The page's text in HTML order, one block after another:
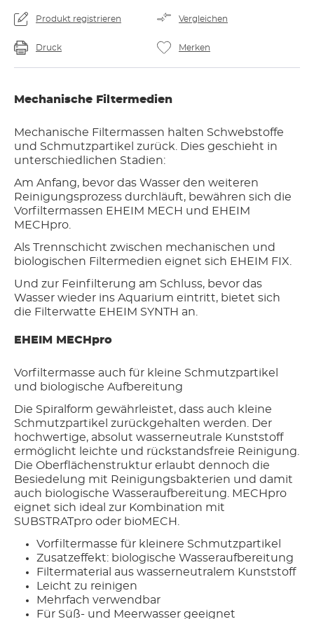
Produkt registrieren Vergleichen
Druck Merken
Mechanische Filtermedien
Mechanische Filtermassen halten Schwebstoffe
und Schmutzpartikel zurück. Dies geschieht in
unterschiedlichen Stadien:
Am Anfang, bevor das Wasser den weiteren
Reinigungsprozess durchläuft, bewähren sich die
Vorfiltermassen EHEIM MECH und EHEIM
MECHpro.
Als Trennschicht zwischen mechanischen und
biologischen Filtermedien eignet sich EHEIM FIX.
Und zur Feinfilterung am Schluss, bevor das
Wasser wieder ins Aquarium eintritt, bietet sich
die Filterwatte EHEIM SYNTH an.
EHEIM MECHpro
Vorfiltermasse auch für kleine Schmutzpartikel
und biologische Aufbereitung
Die Spiralform gewährleistet, dass auch kleine
Schmutzpartikel zurückgehalten werden. Der
hochwertige, absolut wasserneutrale Kunststoff
ermöglicht leichte und rückstandsfreie Reinigung.
Die Oberflächenstruktur erlaubt dennoch die
Besiedelung mit Reinigungsbakterien und damit
auch biologische Wasseraufbereitung. MECHpro
eignet sich ideal zur Kombination mit
SUBSTRATpro oder bioMECH.
Vorfiltermasse für kleinere Schmutzpartikel
Zusatzeffekt: biologische Wasseraufbereitung
Filtermaterial aus wasserneutralem Kunststoff
Leicht zu reinigen
Mehrfach verwendbar
Für Süß- und Meerwasser geeignet